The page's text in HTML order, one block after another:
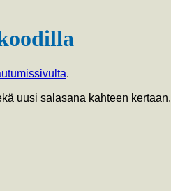
.
uusi salasana kahteen kertaan.